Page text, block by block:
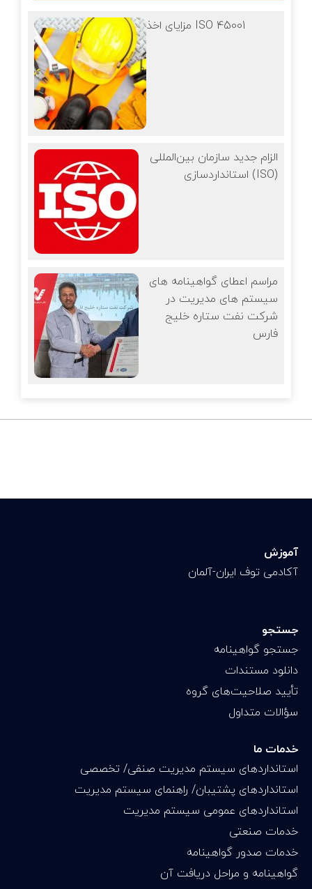
مزایای اخذ ISO 45001
الزام جدید سازمان بین‌المللی
استانداردسازی (ISO)
مراسم اعطای گواهینامه‌ های
سیستم های مدیریت در
شرکت نفت ستاره خلیج
فارس
آموزش
آکادمی توف ایران-آلمان
جستجو
جستجو گواهینامه
دانلود مستندات
تأیید صلاحیت‌های گروه
سؤالات متداول
خدمات ما
استانداردهای سیستم مدیریت صنفی/ تخصصی
استانداردهای پشتیبان/ راهنمای سیستم مدیریت
استانداردهای عمومی سیستم مدیریت
خدمات صنعتی
خدمات صدور گواهینامه
گواهینامه و مراحل دریافت آن